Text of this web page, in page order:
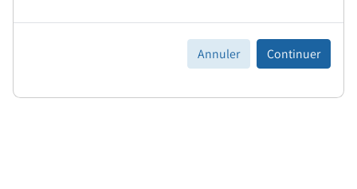
Annuler Continuer